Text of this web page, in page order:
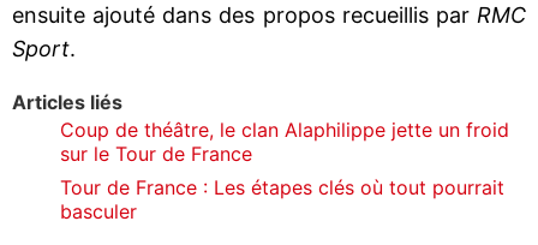
ensuite ajouté dans des propos recueillis par RMC
Sport.
Articles liés
Coup de théâtre, le clan Alaphilippe jette un froid
sur le Tour de France
Tour de France : Les étapes clés où tout pourrait
basculer